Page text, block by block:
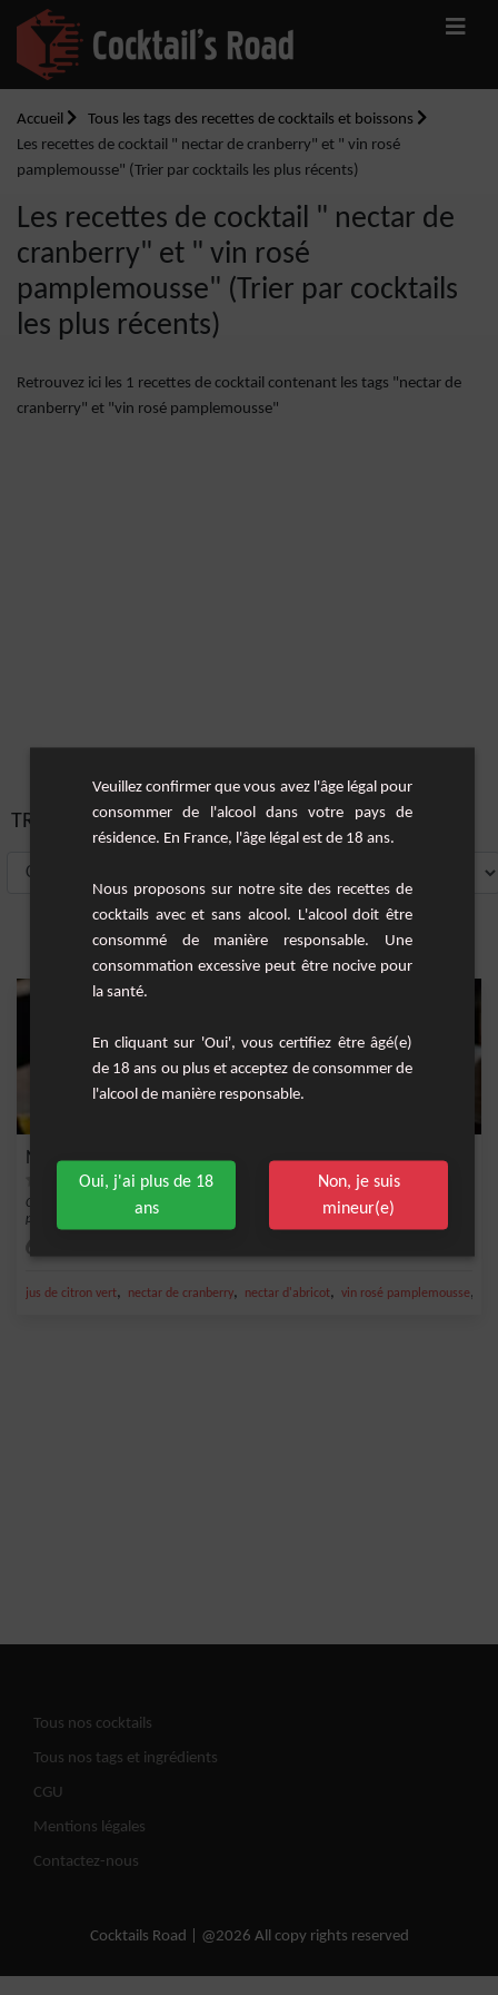
Accueil
Tous les tags des recettes de cocktails et boissons
Les recettes de cocktail " nectar de cranberry" et " vin rosé
pamplemousse" (Trier par cocktails les plus récents)
Les recettes de cocktail " nectar de
cranberry" et " vin rosé
pamplemousse" (Trier par cocktails
les plus récents)
Retrouvez ici les 1 recettes de cocktail contenant les tags "nectar de
cranberry" et "vin rosé pamplemousse"
TRIER PAR:
Nectar Rosé
Ce cocktail est une invitation à la découverte des saveurs estivales. L'alliance du
pam...
jus de citron vert, nectar de cranberry, nectar d'abricot, vin rosé pamplemousse,
Tous nos cocktails
Tous nos tags et ingrédients
CGU
Mentions légales
Contactez-nous
Cocktails Road | @2026 All copy rights reserved
Veuillez confirmer que vous avez l'âge légal pour
consommer de l'alcool dans votre pays de
résidence. En France, l'âge légal est de 18 ans.
Nous proposons sur notre site des recettes de
cocktails avec et sans alcool. L'alcool doit être
consommé de manière responsable. Une
consommation excessive peut être nocive pour
la santé.
En cliquant sur 'Oui', vous certifiez être âgé(e)
de 18 ans ou plus et acceptez de consommer de
l'alcool de manière responsable.
Oui, j'ai plus de 18
ans
Non, je suis
mineur(e)